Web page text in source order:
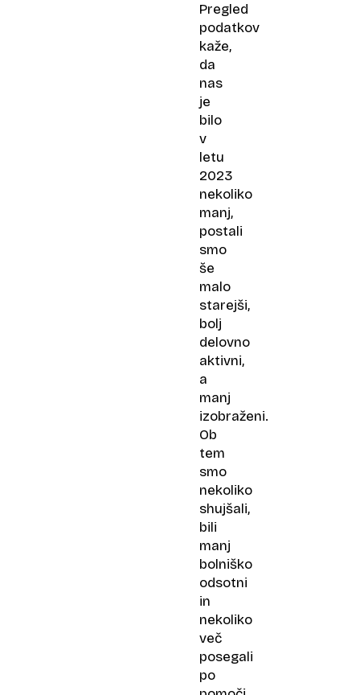
Pregled
podatkov
kaže,
da
nas
je
bilo
v
letu
2023
nekoliko
manj,
postali
smo
še
malo
starejši,
bolj
delovno
aktivni,
a
manj
izobraženi.
Ob
tem
smo
nekoliko
shujšali,
bili
manj
bolniško
odsotni
in
nekoliko
več
posegali
po